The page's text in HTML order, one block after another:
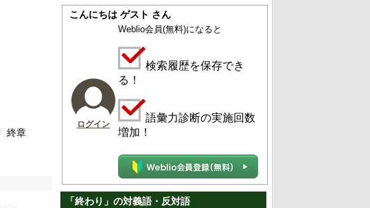
終章
こんにちは ゲスト さん
ログイン
Weblio会員(無料)になると
検索履歴を保存でき
る！
語彙力診断の実施回数
増加！
「終わり」の対義語・反対語